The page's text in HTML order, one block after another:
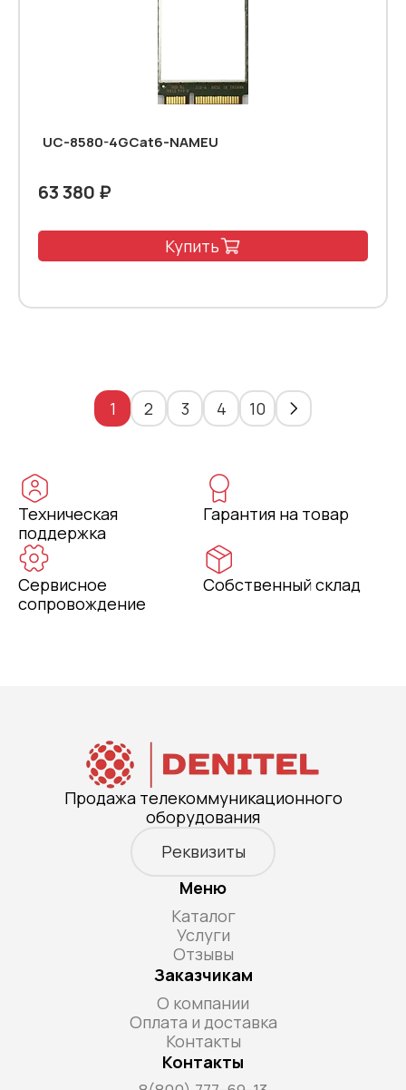
UC-8580-4GCat6-NAMEU
63 380 ₽
Купить
1 2 3 4 10
Техническая
поддержка
Гарантия на товар
Сервисное
сопровождение
Собственный склад
Продажа телекоммуникационного
оборудования
Реквизиты
Меню
Каталог
Услуги
Отзывы
Заказчикам
О компании
Оплата и доставка
Контакты
Контакты